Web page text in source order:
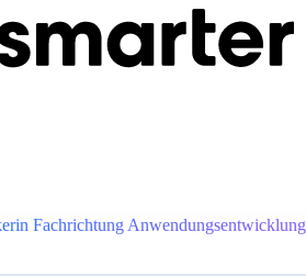
Fachrichtung Anwendungsentwicklung